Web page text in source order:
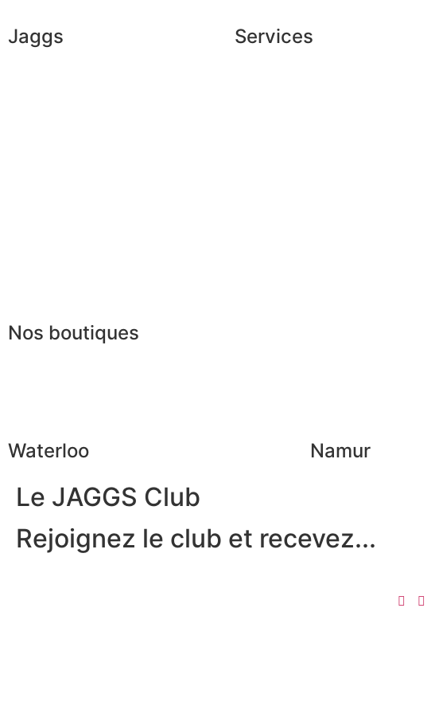
Jaggs Services
Nos boutiques
Waterloo Namur
Le JAGGS Club
Rejoignez le club et recevez...